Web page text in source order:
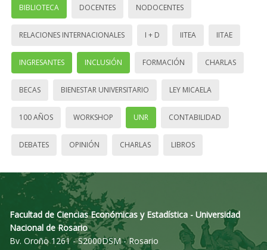
BIBLIOTECA DOCENTES NODOCENTES
RELACIONES INTERNACIONALES I + D IITEA IITAE
INGRESANTES INCLUSIÓN FORMACIÓN CHARLAS
BECAS BIENESTAR UNIVERSITARIO LEY MICAELA
100 AÑOS WORKSHOP UNR CONTABILIDAD
DEBATES OPINIÓN CHARLAS LIBROS
Facultad de Ciencias Económicas y Estadística - Universidad
Nacional de Rosario
Bv. Oroño 1261 - S2000DSM - Rosario